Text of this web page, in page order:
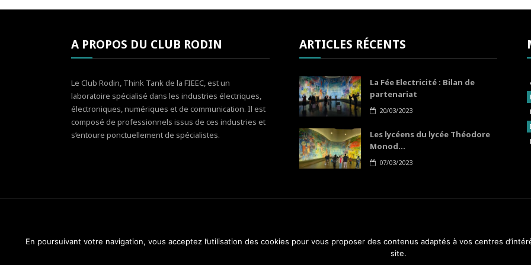
A PROPOS DU CLUB RODIN
Le Club Rodin, Think Tank de la FIEEC, est un
laboratoire spécialisé dans les industries électriques,
électroniques, numériques et de communication. Il est
composé de professionnels issus de ces industries et
s’entoure ponctuellement de spécialistes.
ARTICLES RÉCENTS
La Fée Electricité : Bilan de
partenariat
20/03/2023
Les lycéens du lycée Théodore
Monod...
07/03/2023
Club Rodin - FIEEC © 2014-2018. Tous droits réservés.
A
En poursuivant votre navigation, vous acceptez l’utilisation des cookies pour vous proposer des contenus adaptés à vos centres
site.